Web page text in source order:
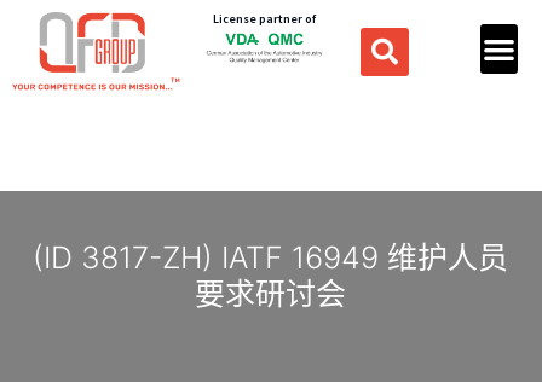
License partner of
(ID 3817-ZH) IATF 16949 维护人员
要求研讨会